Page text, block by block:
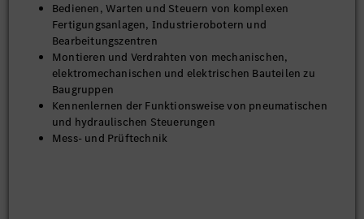
Bedienen, Warten und Steuern von komplexen
Fertigungsanlagen, Industrierobotern und
Bearbeitungszentren
Montieren und Verdrahten von mechanischen,
elektromechanischen und elektrischen Bauteilen zu
Baugruppen
Kennenlernen der Funktionsweise von pneumatischen
und hydraulischen Steuerungen
Mess- und Prüftechnik